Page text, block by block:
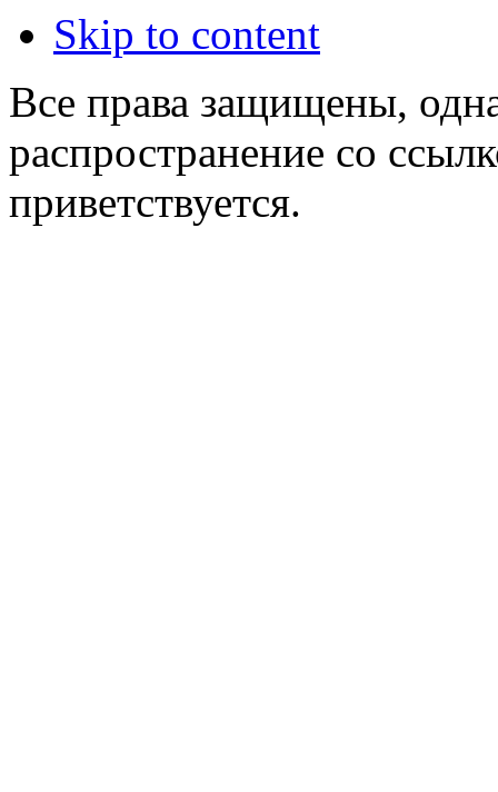
Skip to content
Все права защищены,
распространение со
приветствуется.